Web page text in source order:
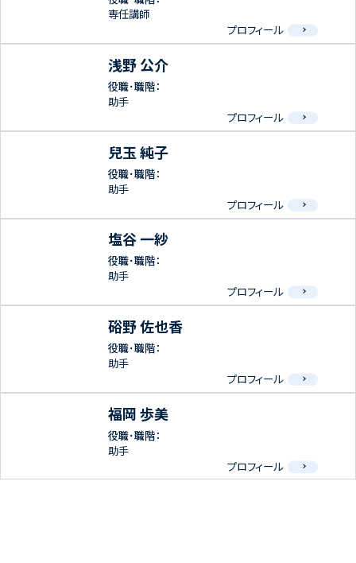
専任講師
プロフィール
浅野 公介
役職･職階：
助手
プロフィール
兒玉 純子
役職･職階：
助手
プロフィール
塩谷 一紗
役職･職階：
助手
プロフィール
硲野 佐也香
役職･職階：
助手
プロフィール
福岡 歩美
役職･職階：
助手
プロフィール